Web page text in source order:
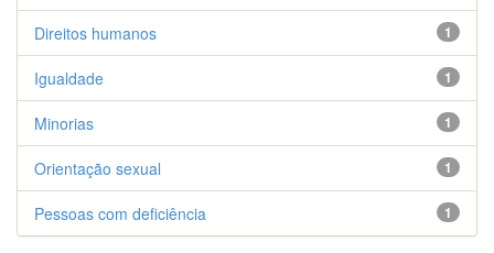
1
Direitos humanos
1
Igualdade
1
Minorias
1
Orientação sexual
1
Pessoas com deficiência